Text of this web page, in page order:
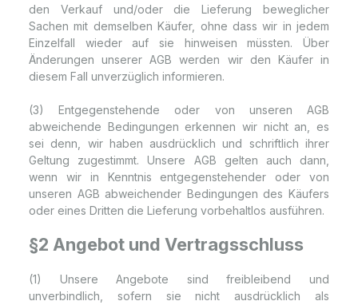
den Verkauf und/oder die Lieferung beweglicher
Sachen mit demselben Käufer, ohne dass wir in jedem
Einzelfall wieder auf sie hinweisen müssten. Über
Änderungen unserer AGB werden wir den Käufer in
diesem Fall unverzüglich informieren.
(3) Entgegenstehende oder von unseren AGB
abweichende Bedingungen erkennen wir nicht an, es
sei denn, wir haben ausdrücklich und schriftlich ihrer
Geltung zugestimmt. Unsere AGB gelten auch dann,
wenn wir in Kenntnis entgegenstehender oder von
unseren AGB abweichender Bedingungen des Käufers
oder eines Dritten die Lieferung vorbehaltlos ausführen.
§2 Angebot und Vertragsschluss
(1) Unsere Angebote sind freibleibend und
unverbindlich, sofern sie nicht ausdrücklich als